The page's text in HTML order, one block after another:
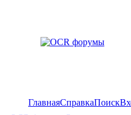
ГлавнаяСправкаПоиск